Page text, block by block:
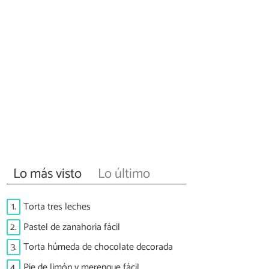
Lo más visto Lo último
1. Torta tres leches
2. Pastel de zanahoria fácil
3. Torta húmeda de chocolate decorada